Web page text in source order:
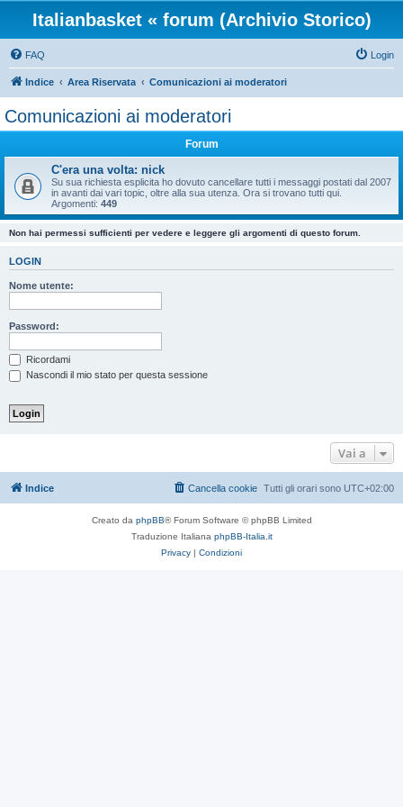
Italianbasket « forum (Archivio Storico)
FAQ Login
Indice Area Riservata Comunicazioni ai moderatori
Comunicazioni ai moderatori
Forum
C'era una volta: nick
Su sua richiesta esplicita ho dovuto cancellare tutti i messaggi postati dal 2007
in avanti dai vari topic, oltre alla sua utenza. Ora si trovano tutti qui.
Argomenti: 449
Non hai permessi sufficienti per vedere e leggere gli argomenti di questo forum.
LOGIN
Nome utente:
Password:
Ricordami
Nascondi il mio stato per questa sessione
Vai a
Indice Tutti gli orari sono UTC+02:00
Cancella cookie
Creato da phpBB® Forum Software © phpBB Limited
Traduzione Italiana phpBB-Italia.it
Privacy | Condizioni